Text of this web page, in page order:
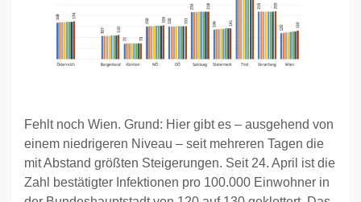
Fehlt noch Wien. Grund: Hier gibt es – ausgehend von
einem niedrigeren Niveau – seit mehreren Tagen die
mit Abstand größten Steigerungen. Seit 24. April ist die
Zahl bestätigter Infektionen pro 100.000 Einwohner in